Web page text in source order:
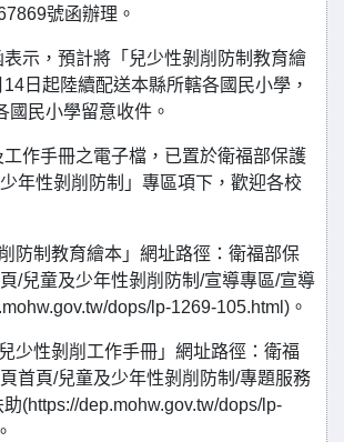
號函辦理。
示，預計將「兒少性剝削防制教育繪
日起陸續配送本縣所轄各國民小學，
國民小學留意收件。
工作手冊之電子檔，已置於衛福部保護
年性剝削防制」專區項下，歡迎各校
防制教育繪本」網址路徑：衛福部保
/兒童及少年性剝削防制/宣導專區/宣導
dops/lp-1269-105.html)。
少性剝削工作手冊」網址路徑：衛福
首頁/兒童及少年性剝削防制/專題服務
(https://dep.mohw.gov.tw/dops/lp-